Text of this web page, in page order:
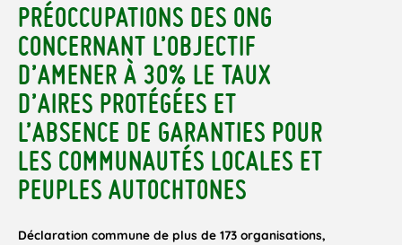
PRÉOCCUPATIONS DES ONG
CONCERNANT L’OBJECTIF
D’AMENER À 30% LE TAUX
D’AIRES PROTÉGÉES ET
L’ABSENCE DE GARANTIES POUR
LES COMMUNAUTÉS LOCALES ET
PEUPLES AUTOCHTONES
Déclaration commune de plus de 173 organisations,